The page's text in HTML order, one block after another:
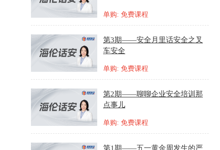
单购: 免费课程
单购: 免费课程
第3期——安全月里话安全之叉
车安全
单购: 免费课程
第2期——聊聊企业安全培训那
点事儿
第1期——五一黄金周发生的严